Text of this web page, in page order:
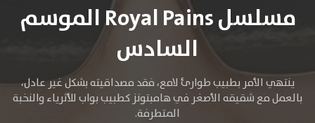
مسلسل Royal Pains الموسم
السادس
ينتهي الأمر بطبيب طوارئ لامع، فقد مصداقيته بشكل غير عادل،
بالعمل مع شقيقه الأصغر في هامبتونز كطبيب بواب للأثرياء والنخبة
المتطرفة.